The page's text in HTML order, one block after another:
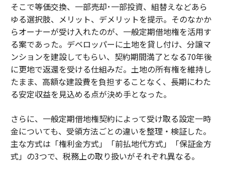
そこで等価交換、一部売却･一部投資、組替えなどあら
ゆる選択肢、メリット、デメリットを提示。そのなかか
らオーナーが受け入れたのが、一般定期借地権を活用す
る案であった。デベロッパーに土地を貸し付け、分譲マ
ンションを建設してもらい、契約期間満了となる70年後
に更地で返還を受ける仕組みだ。土地の所有権を維持し
たまま、高額な建設費を負担することなく、長期にわた
る安定収益を見込める点が決め手となった。
さらに、一般定期借地権契約によって受け取る設定一時
金についても、受領方法ごとの違いを整理・検証した。
主な方式は「権利金方式」「前払地代方式」「保証金方
式」の3つで、税務上の取り扱いがそれぞれ異なる。